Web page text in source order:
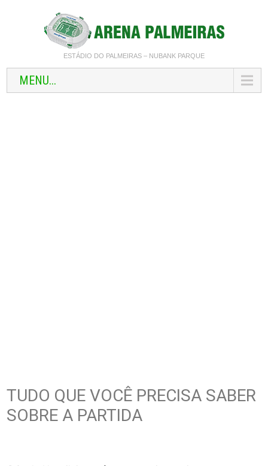
ESTÁDIO DO PALMEIRAS – NUBANK PARQUE
MENU...
TUDO QUE VOCÊ PRECISA SABER
SOBRE A PARTIDA